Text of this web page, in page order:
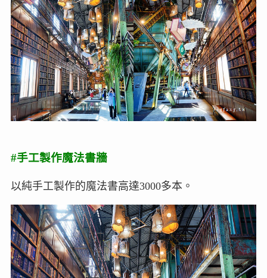
#手工製作魔法書牆
以純手工製作的魔法書高達3000多本。